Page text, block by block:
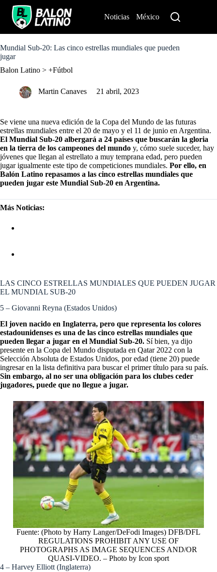
o
c
n
Noticias México
Mundial Sub-20: Las cinco estrellas mundiales que pueden
jugar
Balon Latino > +Fútbol
Martin Canaves 21 abril, 2023
Se viene una nueva edición de la Copa del Mundo de las futuras
estrellas mundiales entre el 20 de mayo y el 11 de junio en Argentina.
El Mundial Sub-20 albergará a 24 países que buscarán la gloria
en la tierra de los campeones del mundo y, cómo suele suceder, hay
jóvenes que llegan al estrellato a muy temprana edad, pero pueden
jugar igualmente este tipo de competiciones mundiales. Por ello, en
Balón Latino repasamos a las cinco estrellas mundiales que
pueden jugar este Mundial Sub-20 en Argentina.
Más Noticias:
LAS CINCO ESTRELLAS MUNDIALES QUE PUEDEN JUGAR
EL MUNDIAL SUB-20
5 – Giovanni Reyna (Estados Unidos)
El joven nacido en Inglaterra, pero que representa los colores
estadounidenses es una de las cinco estrellas mundiales que
pueden llegar a jugar en el Mundial Sub-20. Sí bien, ya dijo
presente en la Copa del Mundo disputada en Qatar 2022 con la
Selección Absoluta de Estados Unidos, por edad (tiene 20) puede
ingresar en la lista definitiva para buscar el primer título para su país.
Sin embargo, al no ser una obligación para los clubes ceder
jugadores, puede que no llegue a jugar.
Fuente: (Photo by Harry Langer/DeFodi Images) DFB/DFL
REGULATIONS PROHIBIT ANY USE OF
PHOTOGRAPHS AS IMAGE SEQUENCES AND/OR
QUASI-VIDEO. – Photo by Icon sport
4 – Harvey Elliott (Inglaterra)